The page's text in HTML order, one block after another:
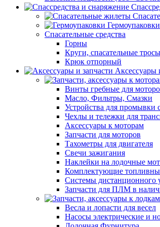
Гермоупаковки
Спасательные средства
Горны
Круги, спасательные
Крюк отпорный
Аксессуары
Винты гребные для
Масло, Фильтры, Смазки
Устройства для промывки
Чехлы и тележки для
Аксессуары к моторам
Запчасти для моторов
Тахометры для двигателя
Свечи зажигания
Наклейки на лодочные
Комплектующие
Системы дистанционного
Запчасти для ПЛМ в
Весла и лопасти для весел
Насосы электрические и